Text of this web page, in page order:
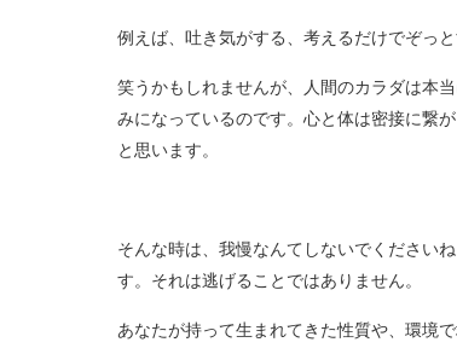
例えば、吐き気がする、考えるだけでぞっ
笑うかもしれませんが、人間のカラダは本
みになっているのです。心と体は密接に繋
と思います。
そんな時は、我慢なんてしないでください
す。それは逃げることではありません。
あなたが持って生まれてきた性質や、環境